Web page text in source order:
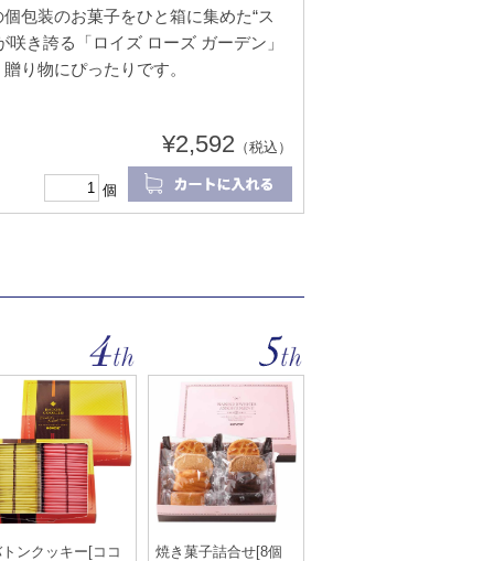
包装のお菓子をひと箱に集めた“ス
咲き誇る「ロイズ ローズ ガーデン」
り物にぴったりです。
¥2,592 （税込）
個
ンクッキー[ココ
焼き菓子詰合せ[8個